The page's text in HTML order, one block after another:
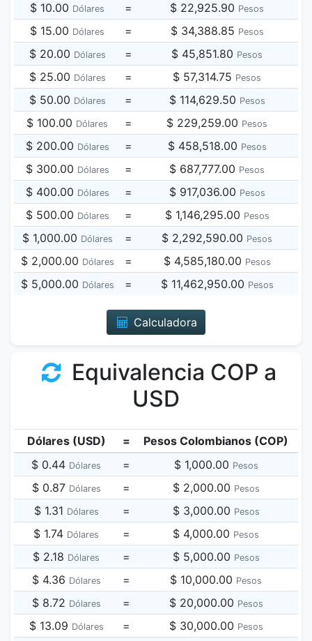
$ 10.00 Dólares = $ 22,925.90 Pesos
$ 15.00 Dólares = $ 34,388.85 Pesos
$ 20.00 Dólares = $ 45,851.80 Pesos
$ 25.00 Dólares = $ 57,314.75 Pesos
$ 50.00 Dólares = $ 114,629.50 Pesos
$ 100.00 Dólares = $ 229,259.00 Pesos
$ 200.00 Dólares = $ 458,518.00 Pesos
$ 300.00 Dólares = $ 687,777.00 Pesos
$ 400.00 Dólares = $ 917,036.00 Pesos
$ 500.00 Dólares = $ 1,146,295.00 Pesos
$ 1,000.00 Dólares = $ 2,292,590.00 Pesos
$ 2,000.00 Dólares = $ 4,585,180.00 Pesos
$ 5,000.00 Dólares = $ 11,462,950.00 Pesos
Calculadora
Equivalencia COP a
USD
Dólares (USD) =
Pesos Colombianos (COP)
$ 0.44 Dólares = $ 1,000.00 Pesos
$ 0.87 Dólares = $ 2,000.00 Pesos
$ 1.31 Dólares = $ 3,000.00 Pesos
$ 1.74 Dólares = $ 4,000.00 Pesos
$ 2.18 Dólares = $ 5,000.00 Pesos
$ 4.36 Dólares = $ 10,000.00 Pesos
$ 8.72 Dólares = $ 20,000.00 Pesos
$ 13.09 Dólares = $ 30,000.00 Pesos